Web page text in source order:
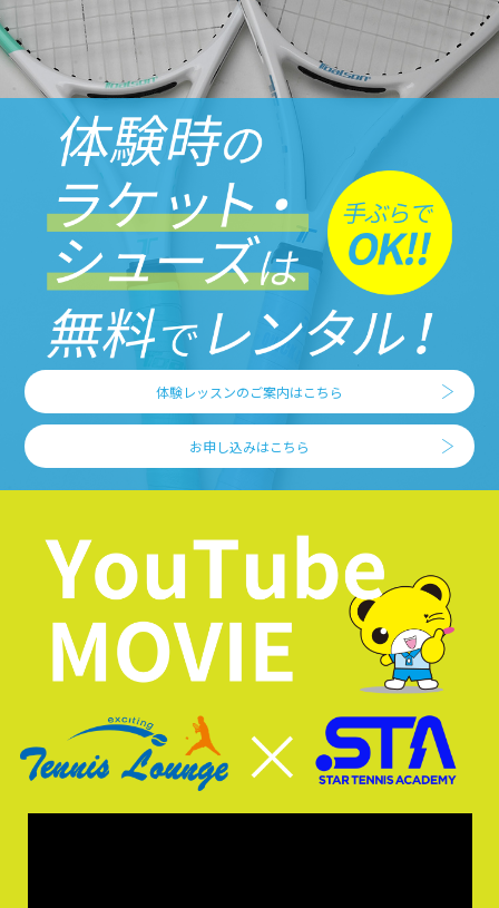
体験レッスンのご案内はこちら
お申し込みはこちら